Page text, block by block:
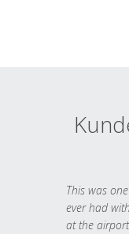
This was
ever had
at the